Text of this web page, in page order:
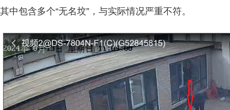
其中包含多个“无名坟”，与实际情况严重不符。